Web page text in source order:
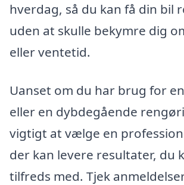
hverdag, så du kan få din bil
uden at skulle bekymre dig
eller ventetid.
Uanset om du har brug for
eller en dybdegående
vigtigt at vælge en
der kan levere resultater, du
tilfreds med. Tjek